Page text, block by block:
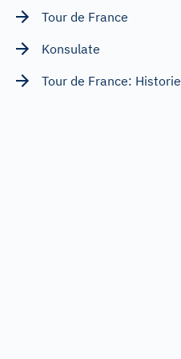
Tour de France
Konsulate
Tour de France: Historie